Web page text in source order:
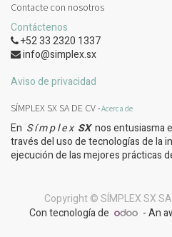
Contacte con nosotros
Contáctenos
+52 33 2320 1337
info@simplex.sx
Aviso de privacidad
SÍMPLEX SX SA DE CV -Acerca de
En S í m p l e x S​Xnos entusiasma
través del uso de tecnologías de la
ejecución de las mejores prácticas
Copyright © SÍMPLEX SX
Con tecnología de - An